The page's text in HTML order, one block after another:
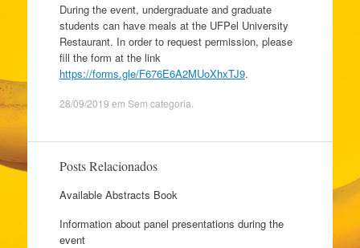
During the event, undergraduate and graduate
students can have meals at the UFPel University
Restaurant. In order to request permission, please
fill the form at the link
https://forms.gle/F676E6A2MUoXhxTJ9.
28/09/2019 em Sem categoria
Posts Relacionados
Available Abstracts Book
Information about panel presentations during the
event